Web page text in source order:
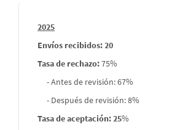
Informes
envios
2025
Envíos recibidos: 20
Tasa de rechazo:75%
- Antes de revisión: 67%
- Después de revisión: 8%
Tasa de aceptación: 25%